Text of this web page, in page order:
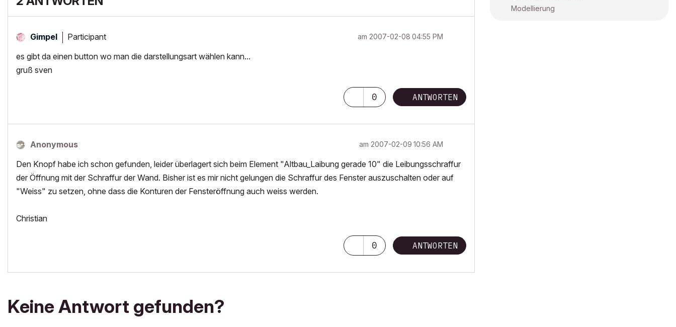
Gimpel Participant am ‎2007-02-08 04:55 PM
es gibt da einen button wo man die darstellungsart wählen kann...
gruß sven
0 ANTWORTEN
Anonymous am ‎2007-02-09 10:56 AM
Den Knopf habe ich schon gefunden, leider überlagert sich beim Element "Altbau_Laibung gerade 10" die Leibungsschraffur
der Öffnung mit der Schraffur der Wand. Bisher ist es mir nicht gelungen die Schraffur des Fenster auszuschalten oder auf
"Weiss" zu setzen, ohne dass die Konturen der Fensteröffnung auch weiss werden.
Christian
0 ANTWORTEN
Keine Antwort gefunden?
Modellierung